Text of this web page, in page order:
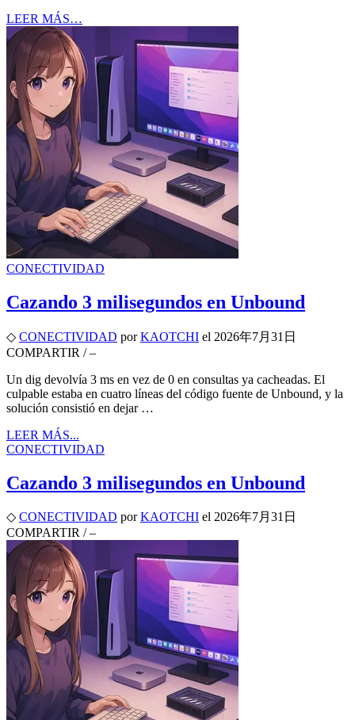
LEER MÁS…
CONECTIVIDAD
Cazando 3 milisegundos en Unbound
◇ CONECTIVIDAD por KAOTCHI el 2026年7月31日
COMPARTIR / –
Un dig devolvía 3 ms en vez de 0 en consultas ya cacheadas. El
culpable estaba en cuatro líneas del código fuente de Unbound, y la
solución consistió en dejar …
LEER MÁS...
CONECTIVIDAD
Cazando 3 milisegundos en Unbound
◇ CONECTIVIDAD por KAOTCHI el 2026年7月31日
COMPARTIR / –